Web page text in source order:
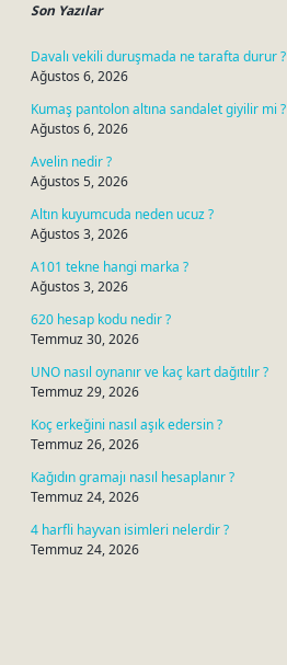
Son Yazılar
Davalı vekili duruşmada ne tarafta durur ?
Ağustos 6, 2026
Kumaş pantolon altına sandalet giyilir mi ?
Ağustos 6, 2026
Avelin nedir ?
Ağustos 5, 2026
Altın kuyumcuda neden ucuz ?
Ağustos 3, 2026
A101 tekne hangi marka ?
Ağustos 3, 2026
620 hesap kodu nedir ?
Temmuz 30, 2026
UNO nasıl oynanır ve kaç kart dağıtılır ?
Temmuz 29, 2026
Koç erkeğini nasıl aşık edersin ?
Temmuz 26, 2026
Kağıdın gramajı nasıl hesaplanır ?
Temmuz 24, 2026
4 harfli hayvan isimleri nelerdir ?
Temmuz 24, 2026